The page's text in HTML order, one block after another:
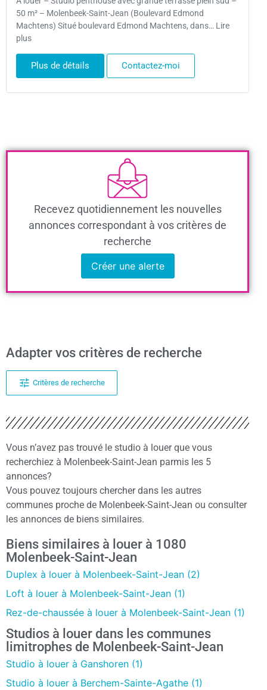
50 m² – Molenbeek-Saint-Jean (Boulevard Edmond
Machtens) Situé boulevard Edmond Machtens, dans… Lire
plus
Plus de détails Contactez-moi
Recevez quotidiennement les nouvelles
annonces correspondant à vos critères de
recherche
Créer une alerte
Adapter vos critères de recherche
Critères de recherche
Vous n’avez pas trouvé le studio à louer que vous
recherchiez à Molenbeek-Saint-Jean parmis les 5
annonces?
Vous pouvez toujours chercher dans les autres
communes proche de Molenbeek-Saint-Jean ou consulter
les annonces de biens similaires.
Biens similaires à louer à 1080
Molenbeek-Saint-Jean
Duplex à louer à Molenbeek-Saint-Jean (2)
Loft à louer à Molenbeek-Saint-Jean (1)
Rez-de-chaussée à louer à Molenbeek-Saint-Jean (1)
Studios à louer dans les communes
limitrophes de Molenbeek-Saint-Jean
Studio à louer à Ganshoren (1)
Studio à louer à Berchem-Sainte-Agathe (1)